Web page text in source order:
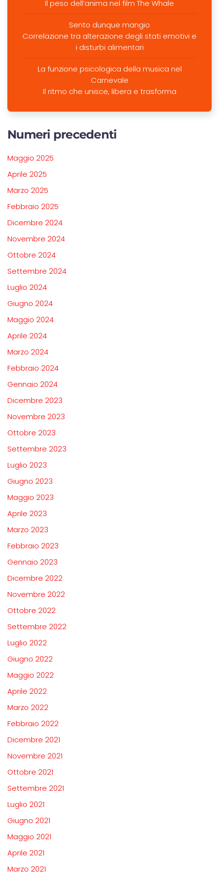
Il peso dell’anima nel film The Whale
Sento dunque mangio
Correlazione tra alterazione degli stati emotivi e
i disturbi alimentari
La funzione psicologica della musica nel
Carnevale
Il ritmo che unisce, libera e trasforma
Numeri precedenti
Maggio 2025
Aprile 2025
Marzo 2025
Febbraio 2025
Dicembre 2024
Novembre 2024
Ottobre 2024
Settembre 2024
Luglio 2024
Giugno 2024
Maggio 2024
Aprile 2024
Marzo 2024
Febbraio 2024
Gennaio 2024
Dicembre 2023
Novembre 2023
Ottobre 2023
Settembre 2023
Luglio 2023
Giugno 2023
Maggio 2023
Aprile 2023
Marzo 2023
Febbraio 2023
Gennaio 2023
Dicembre 2022
Novembre 2022
Ottobre 2022
Settembre 2022
Luglio 2022
Giugno 2022
Maggio 2022
Aprile 2022
Marzo 2022
Febbraio 2022
Dicembre 2021
Novembre 2021
Ottobre 2021
Settembre 2021
Luglio 2021
Giugno 2021
Maggio 2021
Aprile 2021
Marzo 2021